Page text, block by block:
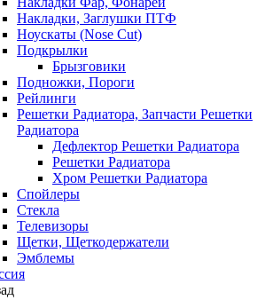
Накладки, Заглушки ПТФ
Ноускаты (Nose Cut)
Подкрылки
Брызговики
Подножки, Пороги
Рейлинги
Решетки Радиатора, Запчасти Решетки
Радиатора
Дефлектор Решетки Радиатора
Решетки Радиатора
Хром Решетки Радиатора
Спойлеры
Стекла
Телевизоры
Щетки, Щеткодержатели
Эмблемы